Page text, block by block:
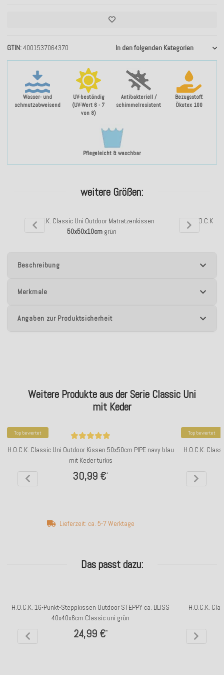
Wasser- und
schmutzabweisend
UV-beständig
(UV-Wert 6 - 7
von 8)
Antibakteriell /
schimmelresistent
Bezugsstoff:
Ökotex 100
Pflegeleicht & waschbar
GTIN 4001537064370 In den folgenden Kategorien
weitere Größen:
H.O.C.K. Classic Uni Outdoor Matratzenkissen
50x50x10cm grün
H.O.C.K.
Beschreibung
Merkmale
Angaben zur Produktsicherheit
Weitere Produkte aus der Serie Classic Uni
mit Keder
Top bewertet
H.O.C.K. Classic Uni Outdoor Kissen 50x50cm PIPE navy blau
mit Keder türkis
30,99 €*
Lieferzeit: ca. 5-7 Werktage
Top bewertet
H.O.C.K.
Das passt dazu:
H.O.C.K. 16-Punkt-Steppkissen Outdoor STEPPY ca. BLISS
40x40x6cm Classic uni grün
24,99 €*
H.O.C.K.